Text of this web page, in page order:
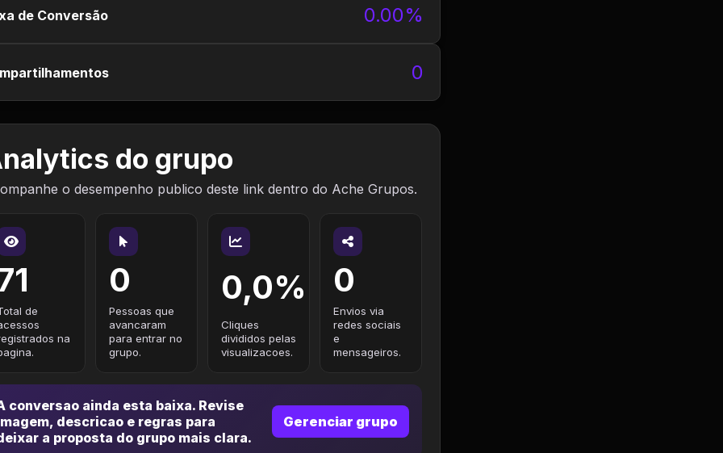
de Conversão 0.00%
0
do grupo
o desempenho publico deste link dentro do Ache Grupos.
de
na
0
Pessoas que
avancaram
para entrar no
grupo.
0,0%
Cliques
divididos pelas
visualizacoes.
0
Envios via
redes sociais
e
mensageiros.
conversao ainda esta baixa. Revise
descricao e regras para
a proposta do grupo mais clara.
Gerenciar grupo